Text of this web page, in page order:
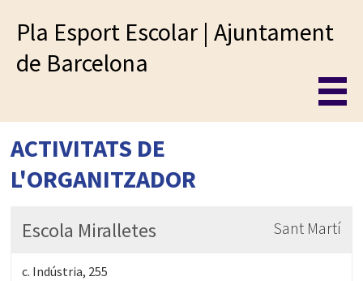
Pla Esport Escolar | Ajuntament
de Barcelona
ACTIVITATS DE
L'ORGANITZADOR
Escola Miralletes Sant Martí
c. Indústria, 255